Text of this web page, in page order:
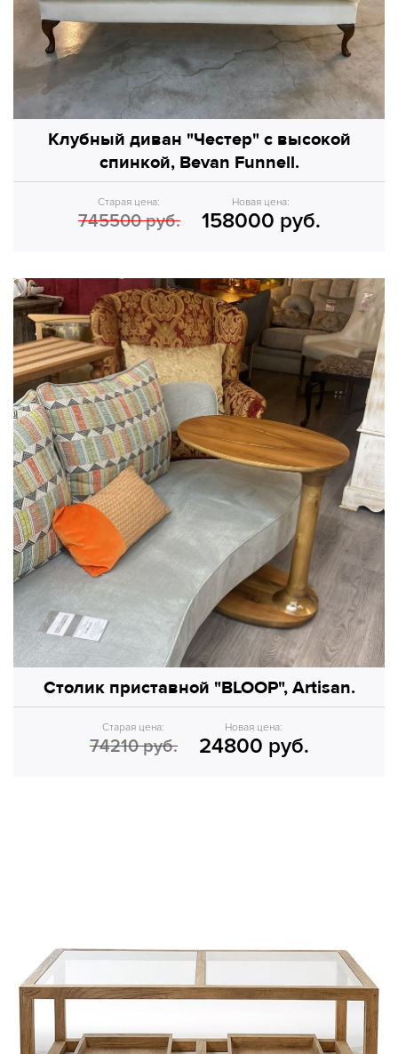
Клубный диван "Честер" с высокой
спинкой, Bevan Funnell.
Старая цена:
745500 руб.
Новая цена:
158000 руб.
Столик приставной "BLOOP", Artisan.
Старая цена:
74210 руб.
Новая цена:
24800 руб.